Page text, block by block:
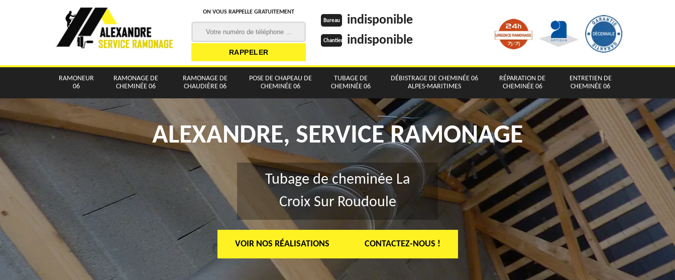
ON VOUS RAPPELLE GRATUITEMENT
Bureau indisponible
Chantier indisponible
RAMONEUR
06
RAMONAGE DE
CHEMINÉE 06
RAMONAGE DE
CHAUDIÈRE 06
POSE DE CHAPEAU DE
CHEMINÉE 06
TUBAGE DE
CHEMINÉE 06
DÉBISTRAGE DE CHEMINÉE 06
ALPES-MARITIMES
RÉPARATION DE
CHEMINÉE 06
ENTRETIEN DE
CHEMINÉE 06
ALEXANDRE, SERVICE RAMONAGE
Tubage de cheminée La
Croix Sur Roudoule
VOIR NOS RÉALISATIONS CONTACTEZ-NOUS !